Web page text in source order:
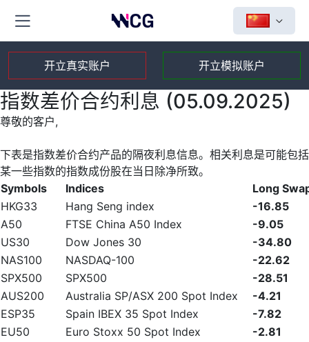
开立真实账户 开立模拟账户
指数差价合约利息 (05.09.2025)
尊敬的客户,
下表是指数差价合约产品的隔夜利息信息。相关利息是可能包括
某一些指数的指数成份股在当日除净所致。
Symbols
Indices
Long
HKG33
Hang Seng index
-16.85
A50
FTSE China A50 Index
-9.05
US30
Dow Jones 30
-34.80
NAS100
NASDAQ-100
-22.62
SPX500
SPX500
-28.51
AUS200
Australia SP/ASX 200 Spot Index
-4.21
ESP35
Spain IBEX 35 Spot Index
-7.82
EU50
Euro Stoxx 50 Spot Index
-2.81